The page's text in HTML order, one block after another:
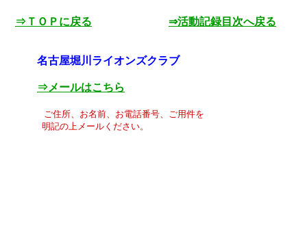
⇒ＴＯＰに戻る ⇒活動記録目次へ戻る
名古屋堀川ライオンズクラブ
⇒メールはこちら
ご住所、お名前、お電話番号、ご用件を
明記の上メールください。